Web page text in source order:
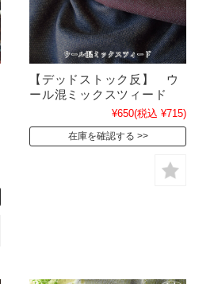
【デッドストック反】 ウ
ール混ミックスツィード
¥650(税込 ¥715)
在庫を確認する